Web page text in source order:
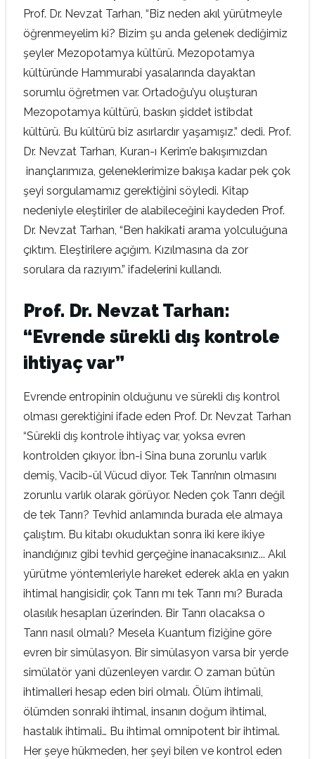
Prof. Dr. Nevzat Tarhan, “Biz neden akıl yürütmeyle
öğrenmeyelim ki? Bizim şu anda gelenek dediğimiz
şeyler Mezopotamya kültürü. Mezopotamya
kültüründe Hammurabi yasalarında dayaktan
sorumlu öğretmen var. Ortadoğu’yu oluşturan
Mezopotamya kültürü, baskın şiddet istibdat
kültürü. Bu kültürü biz asırlardır yaşamışız.” dedi. Prof.
Dr. Nevzat Tarhan, Kuran-ı Kerim’e bakışımızdan
inançlarımıza, geleneklerimize bakışa kadar pek çok
şeyi sorgulamamız gerektiğini söyledi. Kitap
nedeniyle eleştiriler de alabileceğini kaydeden Prof.
Dr. Nevzat Tarhan, “Ben hakikati arama yolculuğuna
çıktım. Eleştirilere açığım. Kızılmasına da zor
sorulara da razıyım.” ifadelerini kullandı.
Prof. Dr. Nevzat Tarhan:
“Evrende sürekli dış kontrole
ihtiyaç var”
Evrende entropinin olduğunu ve sürekli dış kontrol
olması gerektiğini ifade eden Prof. Dr. Nevzat Tarhan
“Sürekli dış kontrole ihtiyaç var, yoksa evren
kontrolden çıkıyor. İbn-i Sina buna zorunlu varlık
demiş, Vacib-ül Vücud diyor. Tek Tanrı’nın olmasını
zorunlu varlık olarak görüyor. Neden çok Tanrı değil
de tek Tanrı? Tevhid anlamında burada ele almaya
çalıştım. Bu kitabı okuduktan sonra iki kere ikiye
inandığınız gibi tevhid gerçeğine inanacaksınız... Akıl
yürütme yöntemleriyle hareket ederek akla en yakın
ihtimal hangisidir, çok Tanrı mı tek Tanrı mı? Burada
olasılık hesapları üzerinden. Bir Tanrı olacaksa o
Tanrı nasıl olmalı? Mesela Kuantum fiziğine göre
evren bir simülasyon. Bir simülasyon varsa bir yerde
simülatör yani düzenleyen vardır. O zaman bütün
ihtimalleri hesap eden biri olmalı. Ölüm ihtimali,
ölümden sonraki ihtimal, insanın doğum ihtimal,
hastalık ihtimali… Bu ihtimal omnipotent bir ihtimal.
Her şeye hükmeden, her şeyi bilen ve kontrol eden